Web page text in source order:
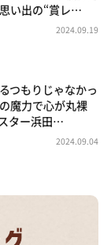
とものいたっ
ねん！？」
い出の“賞レ…
2024.09.19
つもりじゃなかっ
魔力で心が丸裸
ター浜田…
2024.09.04